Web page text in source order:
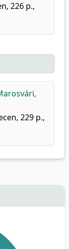
226 p.,
229 p.,